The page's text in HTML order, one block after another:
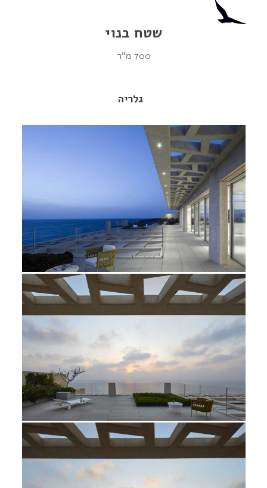
שטח בנוי
700 מ"ר
גלריה